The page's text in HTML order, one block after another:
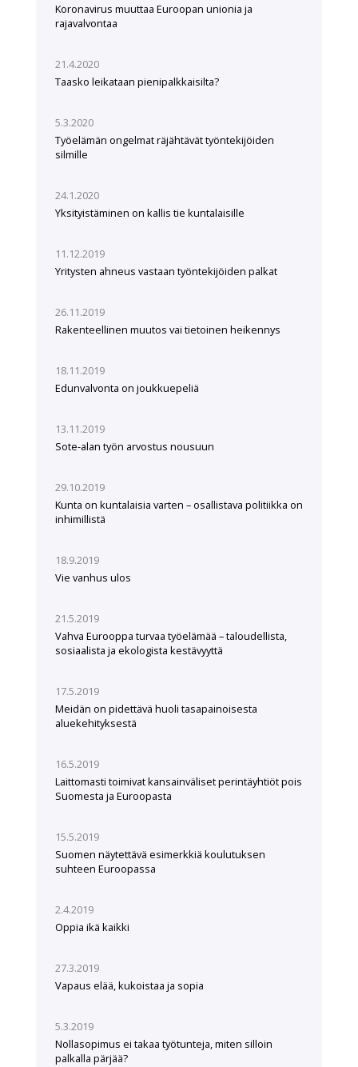
Koronavirus muuttaa Euroopan unionia ja
rajavalvontaa
21.4.2020
Taasko leikataan pienipalkkaisilta?
5.3.2020
Työelämän ongelmat räjähtävät työntekijöiden
silmille
24.1.2020
Yksityistäminen on kallis tie kuntalaisille
11.12.2019
Yritysten ahneus vastaan työntekijöiden palkat
26.11.2019
Rakenteellinen muutos vai tietoinen heikennys
18.11.2019
Edunvalvonta on joukkuepeliä
13.11.2019
Sote-alan työn arvostus nousuun
29.10.2019
Kunta on kuntalaisia varten – osallistava politiikka on
inhimillistä
18.9.2019
Vie vanhus ulos
21.5.2019
Vahva Eurooppa turvaa työelämää – taloudellista,
sosiaalista ja ekologista kestävyyttä
17.5.2019
Meidän on pidettävä huoli tasapainoisesta
aluekehityksestä
16.5.2019
Laittomasti toimivat kansainväliset perintäyhtiöt pois
Suomesta ja Euroopasta
15.5.2019
Suomen näytettävä esimerkkiä koulutuksen
suhteen Euroopassa
2.4.2019
Oppia ikä kaikki
27.3.2019
Vapaus elää, kukoistaa ja sopia
5.3.2019
Nollasopimus ei takaa työtunteja, miten silloin
palkalla pärjää?